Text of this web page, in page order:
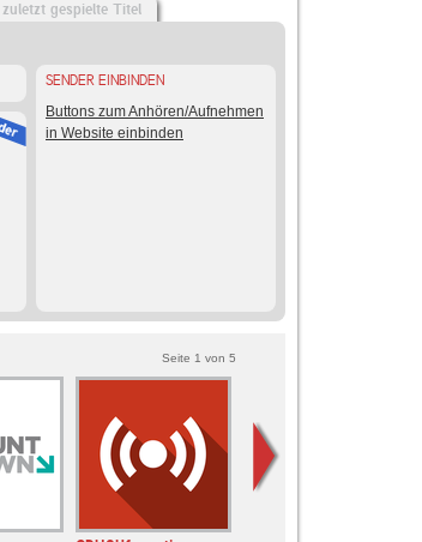
zuletzt gespielte Titel
SENDER EINBINDEN
Buttons zum Anhören/Aufnehmen
in Website einbinden
Seite 1 von 5